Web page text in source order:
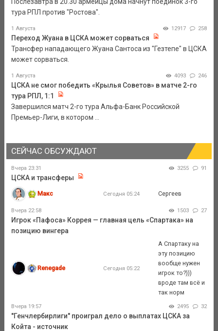
Послезавтра в 20.30 армейцы дома начнут поединок 3-го
тура РПЛ против "Ростова".
1 Августа 12917 258
Переход Жуана в ЦСКА может сорваться
Трансфер нападающего Жуана Сантоса из "Гезтепе" в ЦСКА
может сорваться.
1 Августа 4093 246
ЦСКА не смог победить «Крылья Советов» в матче 2-го
тура РПЛ, 1:1
Завершился матч 2-го тура Альфа-Банк Российской
Премьер-Лиги, в котором ...
СЕЙЧАС ОБСУЖДАЮТ
Вчера 23:31 3255 91
ЦСКА и трансферы
Макс Сегодня 05:24 Сергеев
Вчера 22:58 1503 27
Игрок «Пафоса» Коррея — главная цель «Спартака» на
позицию вингера
Renegade Сегодня 05:22
А Спартаку на
эту позицию
вообще нужен
игрок то?)))
вроде там всё и
так норм
Вчера 19:57 2495 32
"Генчлербирлиги" проиграл дело о выплатах ЦСКА за
Койта - источник